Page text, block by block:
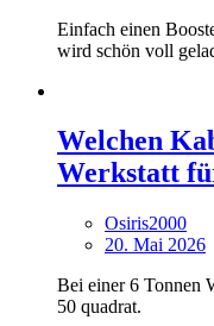
Einfach einen
wird schön voll
Welchen
Werkstatt
Osiris2000
20. Mai 2026
Bei einer 6 Tonnen
50 quadrat.